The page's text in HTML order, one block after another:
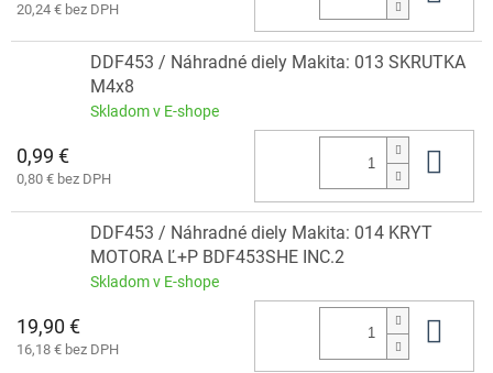
20,24 € bez DPH
DDF453 / Náhradné diely Makita: 013 SKRUTKA
M4x8
Skladom v E-shope
0,99 €
0,80 € bez DPH
DDF453 / Náhradné diely Makita: 014 KRYT
MOTORA Ľ+P BDF453SHE INC.2
Skladom v E-shope
19,90 €
16,18 € bez DPH